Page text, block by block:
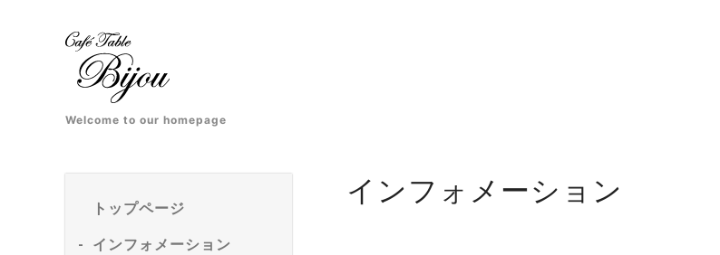
Welcome to our homepage
トップページ
インフォメーション
インフォメーション